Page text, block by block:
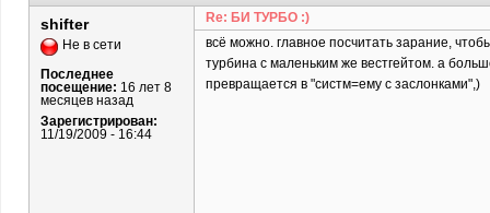
shifter
Не в сети
Последнее
посещение: 16 лет 8
месяцев назад
Зарегистрирован:
11/19/2009 - 16:44
Re: БИ ТУРБО :)
всё можно. главное посчитать зарание,
турбина с маленьким же вестгейтом. а
превращается в "систм=ему с заслонками",)